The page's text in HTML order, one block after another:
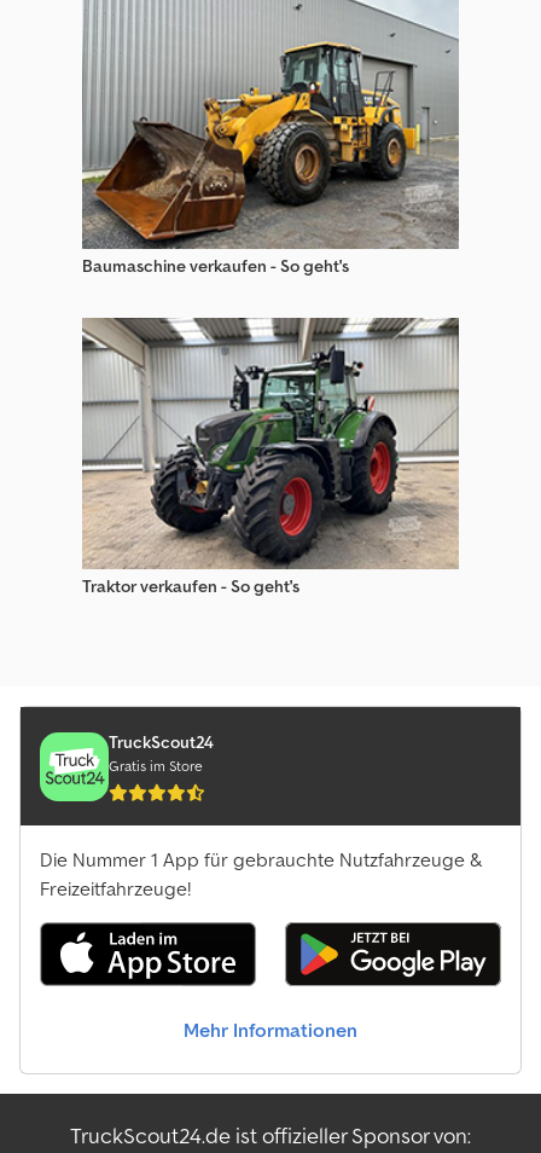
Baumaschine verkaufen - So geht's
Traktor verkaufen - So geht's
TruckScout24
Gratis im Store
Die Nummer 1 App für gebrauchte Nutzfahrzeuge &
Freizeitfahrzeuge!
Mehr Informationen
TruckScout24.de ist offizieller Sponsor von: